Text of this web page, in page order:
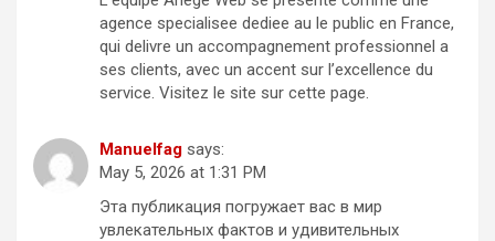
agence specialisee dediee au le public en France,
qui delivre un accompagnement professionnel a
ses clients, avec un accent sur l’excellence du
service. Visitez le site sur cette page.
Manuelfag says:
May 5, 2026 at 1:31 PM
Эта публикация погружает вас в мир
увлекательных фактов и удивительных